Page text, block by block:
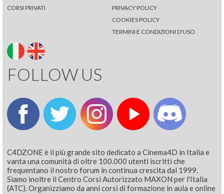
CORSI PRIVATI
PRIVACY POLICY
COOKIES POLICY
TERMINI E CONDIZIONI D'USO
FOLLOW US
C4DZONE è il più grande sito dedicato a Cinema4D in Italia e
vanta una comunità di oltre 100.000 utenti iscritti che
frequentano il nostro forum in continua crescita dal 1999.
Siamo inoltre il Centro Corsi Autorizzato MAXON per l'Italia
(ATC). Organizziamo da anni corsi di formazione in aula e online